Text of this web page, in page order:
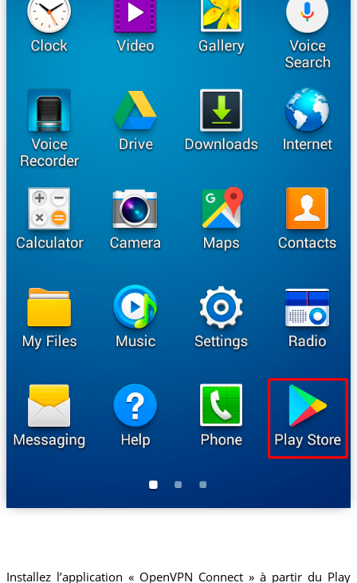
Installez l’application « OpenVPN Connect » à partir du Play